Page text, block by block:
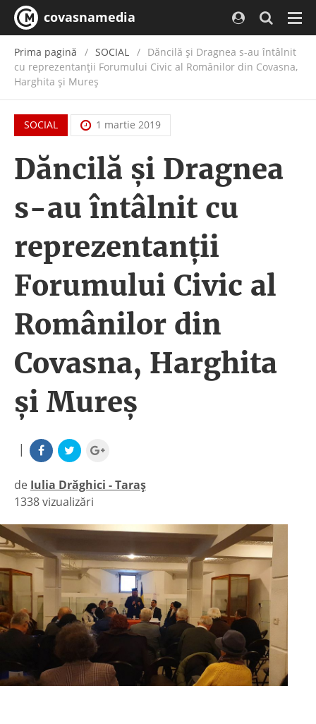
covasnamedia
Prima pagină SOCIAL
Dăncilă și Dragnea s-au întâlnit
cu reprezentanţii Forumului Civic al Românilor din Covasna,
Harghita și Mureș
SOCIAL 1 martie 2019
Dăncilă și Dragnea
s-au întâlnit cu
reprezentanţii
Forumului Civic al
Românilor din
Covasna, Harghita
și Mureș
|
de Iulia Drăghici - Taraș
|
1338 vizualizări